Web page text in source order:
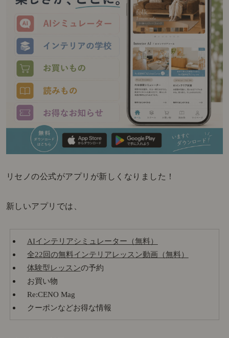
リセノの公式がアプリが新しくなりました！
新しいアプリでは、
AIインテリアシミュレーター（無料）
全22回の無料インテリアレッスン動画（無料）
体験型レッスンの予約
お買い物
Re:CENO Mag
クーポンなどお得な情報